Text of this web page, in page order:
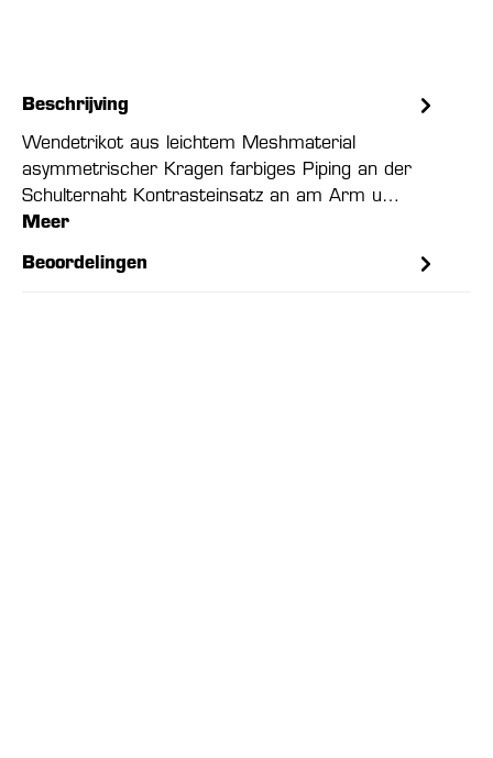
Beschrijving
Wendetrikot aus leichtem Meshmaterial
asymmetrischer Kragen farbiges Piping an der
Schulternaht Kontrasteinsatz an am Arm u…
Meer
Beoordelingen